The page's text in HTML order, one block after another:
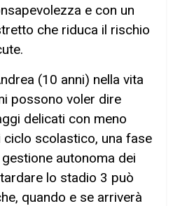
e con un
che riduca il rischio
(10 anni) nella vita
possono voler dire
delicati con meno
scolastico, una fase
autonoma dei
lo stadio 3 può
quando e se arriverà